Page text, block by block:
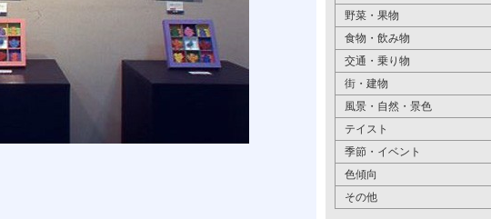
野菜・果物
食物・飲み物
交通・乗り物
街・建物
風景・自然・景色
テイスト
季節・イベント
色傾向
その他